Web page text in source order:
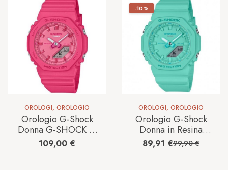
OROLOGI, OROLOGIO
Orologio G-Shock
Donna G-SHOCK in
Resina GMA-
P2100PP-4AER
109,00 €
-10%
OROLOGI, OROLOGIO
Orologio G-Shock
Donna in Resina
GMA-P2100-2AER
99,90€
89,91 €